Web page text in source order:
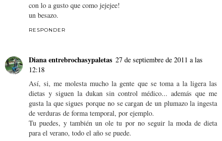
con lo a gusto que como jejejee!
un besazo.
RESPONDER
Diana entrebrochasypaletas 27 de septiembre de 2011 a las
12:18
Así, si, me molesta mucho la gente que se toma a la ligera las
dietas y siguen la dukan sin control médico... además que me
gusta la que sigues porque no se cargan de un plumazo la ingesta
de verduras de forma temporal, por ejemplo.
Tu puedes, y también un ole tu por no seguir la moda de dieta
para el verano, todo el año se puede.